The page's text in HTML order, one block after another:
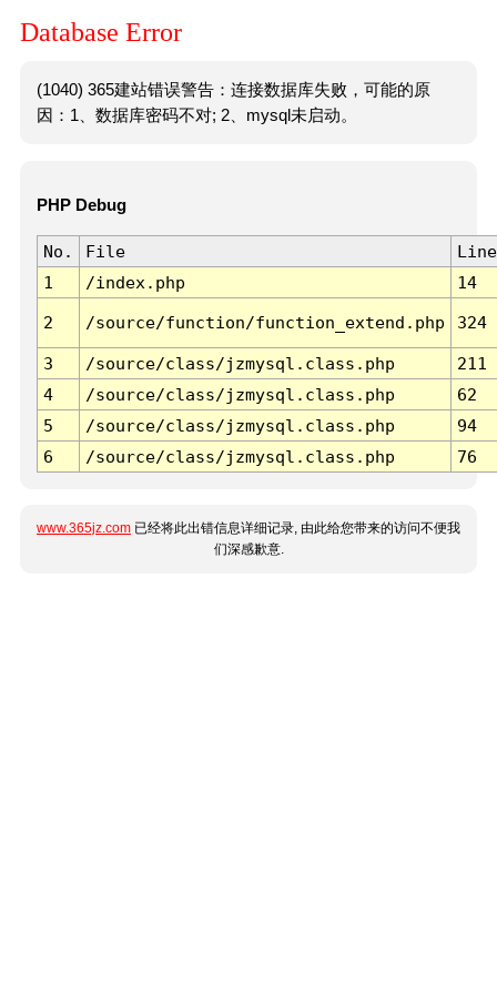
Database Error
(1040) 365建站错误警告：连接数据库失败，可能的原
因：1、数据库密码不对; 2、mysql未启动。
PHP Debug
No. File
Line
1
/index.php 14
2 /source/function/function_extend.php 324
3 /source/class/jzmysql.class.php
211
4
/source/class/jzmysql.class.php
62
5
/source/class/jzmysql.class.php
94
6
/source/class/jzmysql.class.php 76
www.365jz.com 已经将此出错信息详细记录, 由此给您带来的访问不便我
们深感歉意.